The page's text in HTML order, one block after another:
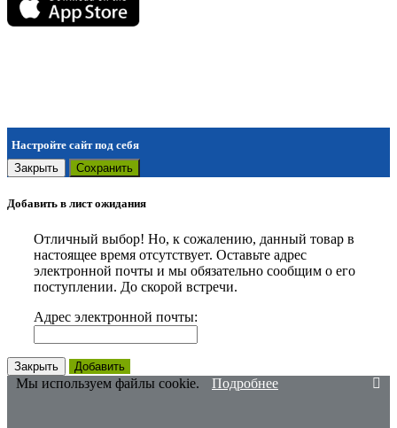
Настройте сайт под себя
Закрыть
Сохранить
Добавить в лист ожидания
Отличный выбор! Но, к сожалению, данный товар в
настоящее время отсутствует. Оставьте адрес
электронной почты и мы обязательно сообщим о его
поступлении. До скорой встречи.
Адрес электронной почты:
Закрыть Добавить
Мы используем файлы cookie. Подробнее